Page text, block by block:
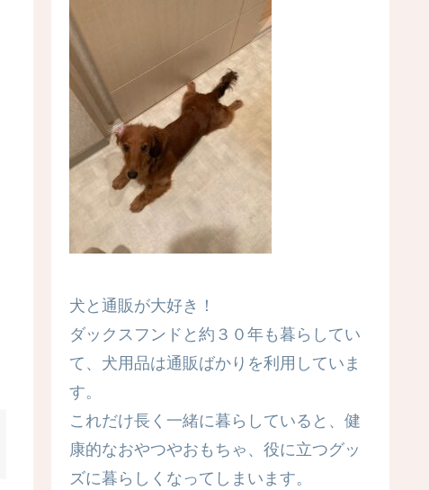
犬と通販が大好き！
ダックスフンドと約３０年も暮らしてい
て、犬用品は通販ばかりを利用していま
す。
これだけ長く一緒に暮らしていると、健
康的なおやつやおもちゃ、役に立つグッ
ズに暮らしくなってしまいます。